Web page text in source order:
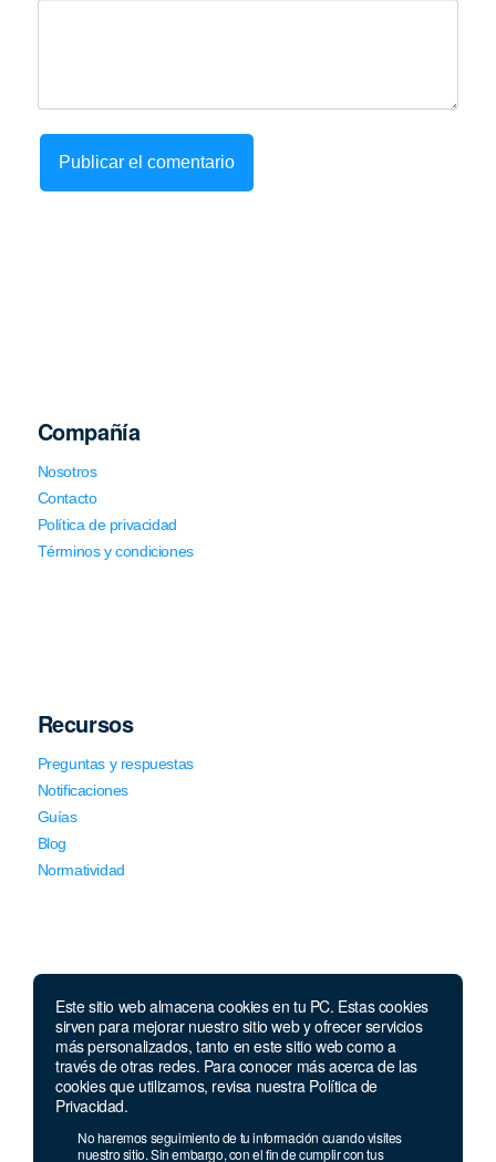
Este sitio web almacena cookies en tu PC. Estas cookies
sirven para mejorar nuestro sitio web y ofrecer servicios
más personalizados, tanto en este sitio web como a
través de otras redes. Para conocer más acerca de las
cookies que utilizamos, revisa nuestra Política de
Privacidad.
No haremos seguimiento de tu información cuando visites
nuestro sitio. Sin embargo, con el fin de cumplir con tus
Compañía
Nosotros
Contacto
Política de privacidad
Términos y condiciones
Recursos
Preguntas y respuestas
Notificaciones
Guías
Blog
Normatividad
Llámanos
Lunes a viernes de 7:00 a.m. a 5:30 p.m. Sábados de 8 a.m
a 12 p.m.
Teléfono:(1) 640 94 30